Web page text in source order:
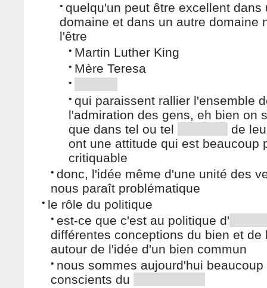
• quelqu'un peut être excellent dans
domaine et dans un autre domaine
l'être
• Martin Luther King
• Mère Teresa
•
• qui paraissent rallier l'ensemble
l'admiration des gens, eh bien on
que dans tel ou tel
de
ont une attitude qui est beaucoup
critiquable
• donc, l'idée même d'une unité des
nous paraît problématique
• le rôle du politique
• est-ce que c'est au politique d'
différentes conceptions du bien et de
autour de l'idée d'un bien commun
• nous sommes aujourd'hui beaucoup
conscients du